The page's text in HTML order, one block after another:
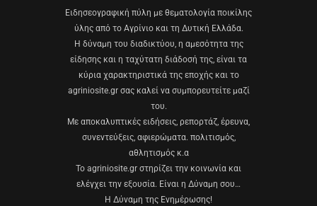
Eιδησεογραφική πύλη με θεματολογία ποικίλης
ύλης από το Αγρίνιο και τη Δυτική Ελλάδα.
Η δύναμη του διαδικτύου, η αμεσότητα της
είδησης και η ταχύτατη διάδοσή της, είναι τα
κύρια χαρακτηριστικά της εποχής και το
agriniosite.gr σας καλεί να συμπορευτείτε μαζί
του.
Με αποκαλυπτικές ειδήσεις, ρεπορτάζ, έρευνα,
συνεντεύξεις, αφιερώματα. πολιτισμός,
αθλητισμός κ.α
Το agriniosite.gr στηρίζει την κοινωνία και
ελέγχει την εξουσία. Είναι η Δύναμη σου…
Η Δύναμη της Ενημέρωσης!